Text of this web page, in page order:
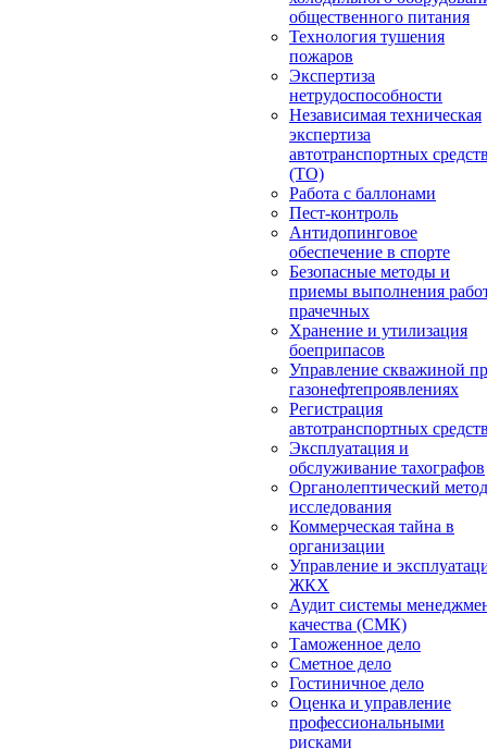
общественного питания
Технология тушения
пожаров
Экспертиза
нетрудоспособности
Независимая техническая
экспертиза
автотранспортных
(ТО)
Работа с баллонами
Пест-контроль
Антидопинговое
обеспечение в спорте
Безопасные методы и
приемы выполнения
прачечных
Хранение и утилизация
боеприпасов
Управление скважиной
газонефтепроявлениях
Регистрация
автотранспортных
Эксплуатация и
обслуживание тахографов
Органолептический метод
исследования
Коммерческая тайна в
организации
Управление и
ЖКХ
Аудит системы
качества (СМК)
Таможенное дело
Сметное дело
Гостиничное дело
Оценка и управление
профессиональными
рисками